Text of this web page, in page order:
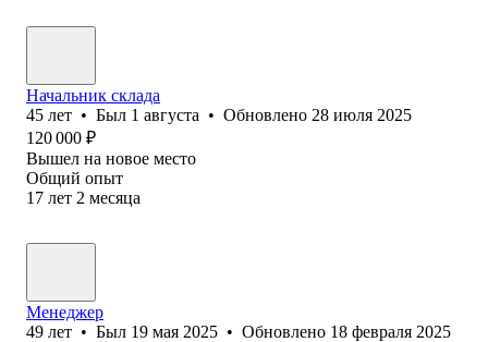
Начальник склада
45 лет • Был 1 августа • Обновлено 28 июля 2025
120 000 ₽
Вышел на новое место
Общий опыт
17 лет 2 месяца
Менеджер
49 лет • Был 19 мая 2025 • Обновлено 18 февраля 2025